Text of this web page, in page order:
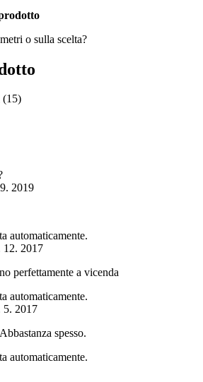
o sulla scelta?
(15)
2019
automaticamente.
12. 2017
perfettamente a vicenda
automaticamente.
5. 2017
spesso.
automaticamente.